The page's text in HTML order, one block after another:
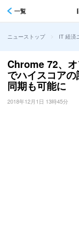
一覧
ニューストップ > IT 経済
Chrome 72、
でハイスコア
同期も可能に
2018年12月1日 13時45分